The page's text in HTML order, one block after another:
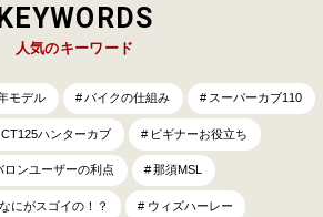
KEYWORDS
人気のキーワード
モデル バイクの仕組み スーパーカブ110
CT125ハンターカブ ビギナーお役立ち
ロンユーザーの利点 那須MSL
にがスゴイの！？ ウィズハーレー